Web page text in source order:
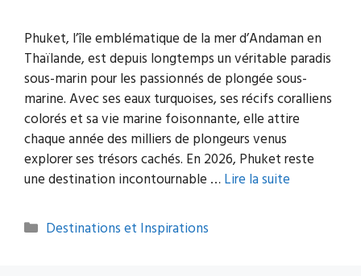
Phuket, l’île emblématique de la mer d’Andaman en
Thaïlande, est depuis longtemps un véritable paradis
sous-marin pour les passionnés de plongée sous-
marine. Avec ses eaux turquoises, ses récifs coralliens
colorés et sa vie marine foisonnante, elle attire
chaque année des milliers de plongeurs venus
explorer ses trésors cachés. En 2026, Phuket reste
une destination incontournable …Lire la suite
Catégories
Destinations et Inspirations